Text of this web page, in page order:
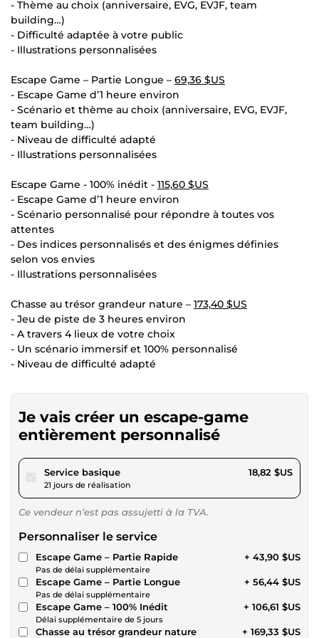
- Thème au choix (anniversaire, EVG, EVJF, team
building…)
- Difficulté adaptée à votre public
- Illustrations personnalisées
Escape Game – Partie Longue – 69,36 $US
- Escape Game d’1 heure environ
- Scénario et thème au choix (anniversaire, EVG, EVJF,
team building…)
- Niveau de difficulté adapté
- Illustrations personnalisées
Escape Game - 100% inédit - 115,60 $US
- Escape Game d’1 heure environ
- Scénario personnalisé pour répondre à toutes vos
attentes
- Des indices personnalisés et des énigmes définies
selon vos envies
- Illustrations personnalisées
Chasse au trésor grandeur nature – 173,40 $US
- Jeu de piste de 3 heures environ
- A travers 4 lieux de votre choix
- Un scénario immersif et 100% personnalisé
- Niveau de difficulté adapté
Je vais créer un escape-game
entièrement personnalisé
Service basiquepour 17,34 $US
21 jours de réalisation
18,82 $US
Ce vendeur n’est pas assujetti à la TVA.
Personnaliser le service
Escape Game – Partie Rapide
Pas de délai supplémentaire
+ 43,90 $US
Escape Game – Partie Longue
Pas de délai supplémentaire
+ 56,44 $US
Escape Game – 100% Inédit
Délai supplémentaire de 5 jours
+ 106,61 $US
Chasse au trésor grandeur nature + 169,33 $US